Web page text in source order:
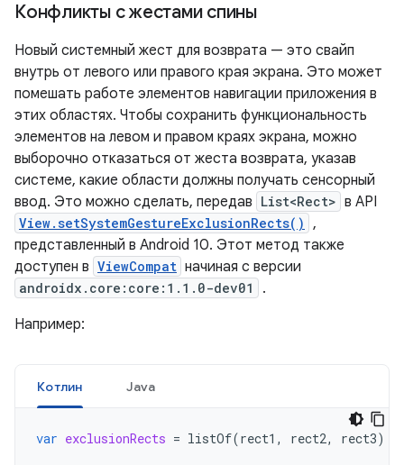
Конфликты с жестами спины
Новый системный жест для возврата — это свайп
внутрь от левого или правого края экрана. Это может
помешать работе элементов навигации приложения в
этих областях. Чтобы сохранить функциональность
элементов на левом и правом краях экрана, можно
выборочно отказаться от жеста возврата, указав
системе, какие области должны получать сенсорный
ввод. Это можно сделать, передав List<Rect> в API
View.setSystemGestureExclusionRects() ,
представленный в Android 10. Этот метод также
доступен в ViewCompat начиная с версии
androidx.core:core:1.1.0-dev01
.
Например:
Котлин Java
var exclusionRects = listOf(rect1 , rect2, rect3)